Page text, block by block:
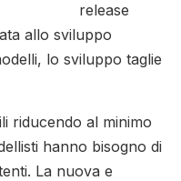
release
allo sviluppo
lo sviluppo taglie
riducendo al minimo
hanno bisogno di
La nuova e